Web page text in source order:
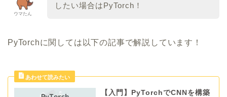
ウマたん
したい場合はPyTorch！
PyTorchに関しては以下の記事で解説しています！
【入門】PyTorchでCNNを構築